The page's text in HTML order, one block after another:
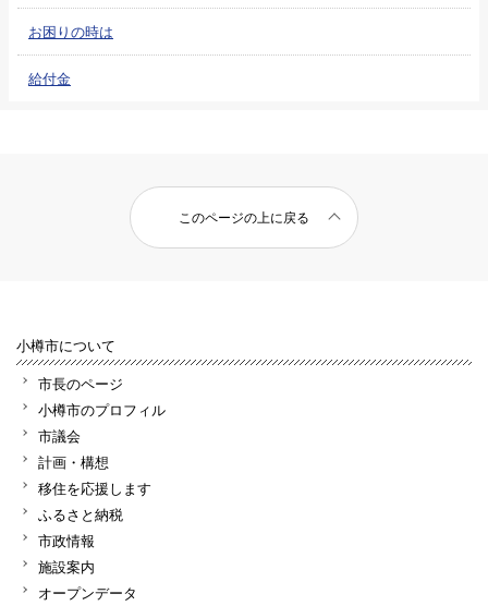
お困りの時は
給付金
このページの上に戻る
小樽市について
市長のページ
小樽市のプロフィル
市議会
計画・構想
移住を応援します
ふるさと納税
市政情報
施設案内
オープンデータ